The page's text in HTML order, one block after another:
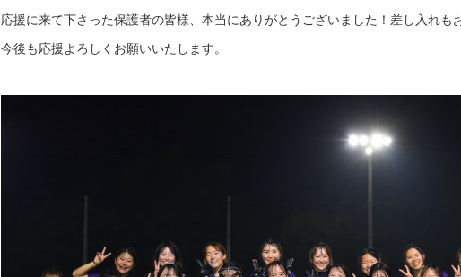
応援に来て下さった保護者の皆様、本当にありがとうございました！差し入れも
今後も応援よろしくお願いいたします。